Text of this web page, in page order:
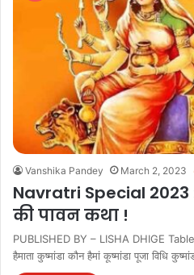
Vanshika Pandey March 2, 2023
Navratri Special 2023
की पावन कथा !
PUBLISHED BY – LISHA DHIGE
हैमाता कुष्मांडा कौन हैमां कूष्मांडा पूजा विधि